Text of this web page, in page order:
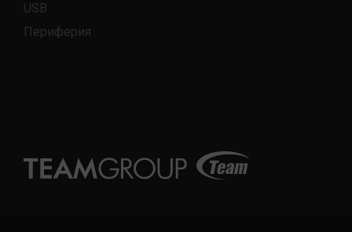
USB
Периферия